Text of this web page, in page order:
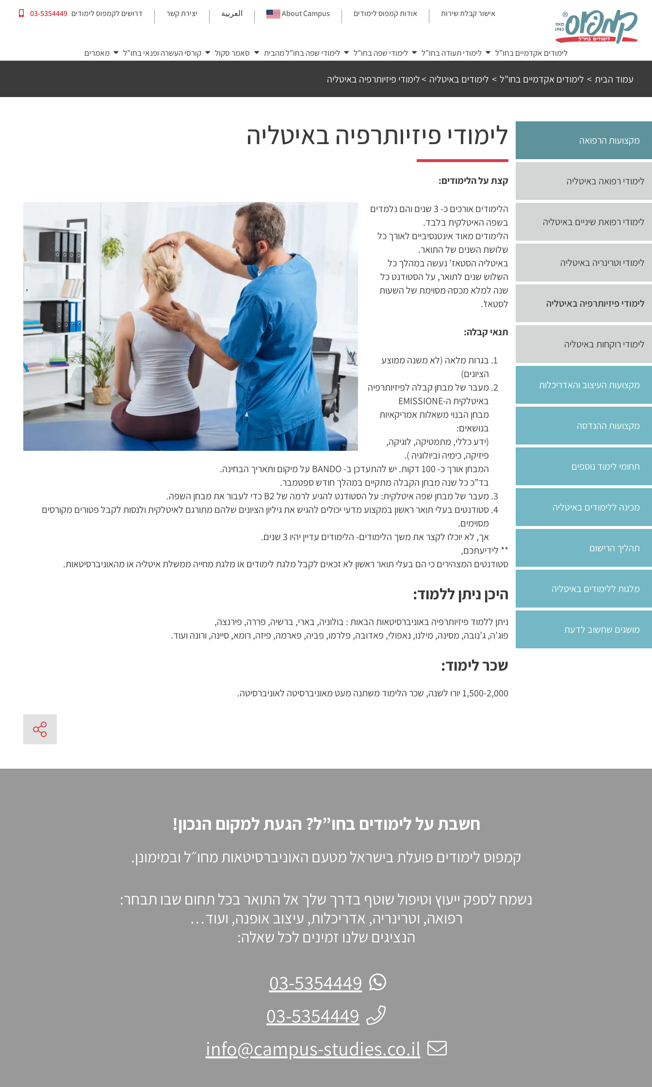
content
03-5354449 דרושים לקמפוס לימודים יצירת קשר العربية About Campus אודות קמפוס לימודים אישור קבלת שירות
לימודים אקדמיים בחו”ל לימודי תעודה בחו”ל לימודי שפה בחו”ל לימודי שפה בחו”ל מהבית סאמר סקול קורסי העשרה ופנאי בחו”ל מאמרים
עמוד הבית > לימודים אקדמיים בחו"ל > לימודים באיטליה >לימודי פיזיותרפיה באיטליה
לימודי פיזיותרפיה באיטליה
קצת על הלימודים:
הלימודים אורכים כ- 3 שנים והם נלמדים
בשפה האיטלקית בלבד.
הלימודים מאוד אינטנסיביים לאורך כל
שלושת השנים של התואר.
באיטליה הסטאז’ נעשה במהלך כל
השלוש שנים לתואר, על הסטודנט כל
שנה למלא מכסה מסוימת של השעות
לסטאז’.
תנאי קבלה:
בגרות מלאה (לא משנה ממוצע
הציונים)
מעבר של מבחן קבלה לפיזיותרפיה
באיטלקית ה-EMISSIONE
מבחן הבנוי משאלות אמריקאיות
בנושאים:
(ידע כללי, מתמטיקה, לוגיקה,
פיזיקה, כימיה וביולוגיה ).
המבחן אורך כ- 100 דקות. יש להתעדכן ב- BANDO על מיקום ותאריך הבחינה.
בד”כ כל שנה מבחן הקבלה מתקיים במהלך חודש ספטמבר.
מעבר של מבחן שפה איטלקית: על הסטודנט להגיע לרמה של B2 כדי לעבור את מבחן השפה.
סטודנטים בעלי תואר ראשון במקצוע מדעי יכולים להגיש את גיליון הציונים שלהם מתורגם לאיטלקית ולנסות לקבל פטורים מקורסים
מסוימים.
אך, לא יוכלו לקצר את משך הלימודים- הלימודים עדיין יהיו 3 שנים.
** לידיעתכם,
סטודנטים המצהירים כי הם בעלי תואר ראשון לא זכאים לקבל מלגת לימודים או מלגת מחייה ממשלת איטליה או מהאוניברסיטאות.
היכן ניתן ללמוד:
ניתן ללמוד פיזיותרפיה באוניברסיטאות הבאות : בולוניה, בארי, ברשיה, פררה, פירנצה,
פוג’ה, ג’נובה, מסינה, מילנו, נאפולי, פאדובה, פלרמו, פביה, פארמה, פיזה, רומא, סיינה, ורונה ועוד.
שכר לימוד:
1,500-2,000 יורו לשנה, שכר הלימוד משתנה מעט מאוניברסיטה לאוניברסיטה.
מקצועות הרפואה
לימודי רפואה באיטליה
לימודי רפואת שיניים באיטליה
לימודי וטרינריה באיטליה
לימודי פיזיותרפיה באיטליה
לימודי רוקחות באיטליה
מקצועות העיצוב והאדריכלות
מקצועות ההנדסה
תחומי לימוד נוספים
מכינה ללימודים באיטליה
תהליך הרישום
מלגות ללימודים באיטליה
מושגים שחשוב לדעת
חשבת על לימודים בחו”ל? הגעת למקום הנכון!
קמפוס לימודים פועלת בישראל מטעם האוניברסיטאות מחו״ל ובמימונן.
נשמח לספק ייעוץ וטיפול שוטף בדרך שלך אל התואר בכל תחום שבו תבחר:
רפואה, וטרינריה, אדריכלות, עיצוב אופנה, ועוד…
הנציגים שלנו זמינים לכל שאלה:
03-5354449
03-5354449
info@campus-studies.co.il